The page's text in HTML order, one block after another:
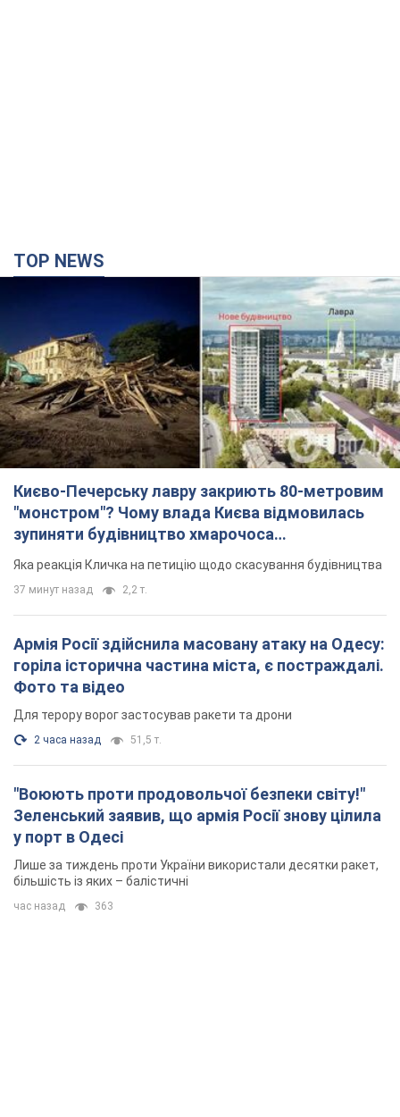
TOP NEWS
Києво-Печерську лавру закриють 80-метровим
"монстром"? Чому влада Києва відмовилась
зупиняти будівництво хмарочоса
"московського вірянина"
Яка реакція Кличка на петицію щодо скасування будівництва
37 минут назад 2,2 т.
Армія Росії здійснила масовану атаку на Одесу:
горіла історична частина міста, є постраждалі.
Фото та відео
Для терору ворог застосував ракети та дрони
2 часа назад 51,5 т.
"Воюють проти продовольчої безпеки світу!"
Зеленський заявив, що армія Росії знову цілила
у порт в Одесі
Лише за тиждень проти України використали десятки ракет,
більшість із яких – балістичні
час назад 363